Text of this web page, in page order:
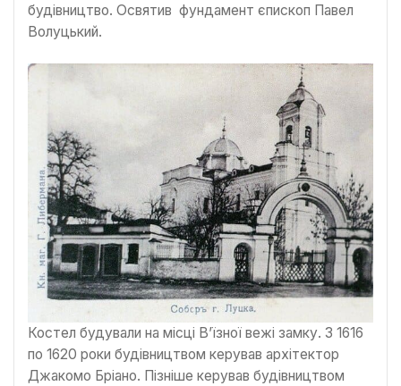
будівництво. Освятив фундамент єпископ Павел
Волуцький.
Костел будували на місці В’їзної вежі замку. З 1616
по 1620 роки будівництвом керував архітектор
Джакомо Бріано. Пізніше керував будівництвом